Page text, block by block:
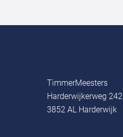
TimmerMeesters
Harderwijkerweg 242
3852 AL Harderwijk